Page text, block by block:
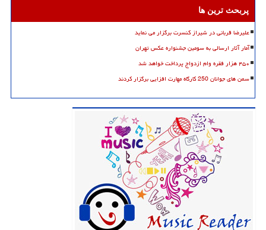
پربحث ترین ها
علیرضا قربانی در شیراز کنسرت برگزار می نماید
آمار آثار ارسالی به سومین جشنواره عکس تهران
۴۵۰ هزار فقره وام ازدواج پرداخت خواهد شد
سمن های جوانان 250 کارگاه مهارت افزایی برگزار کردند